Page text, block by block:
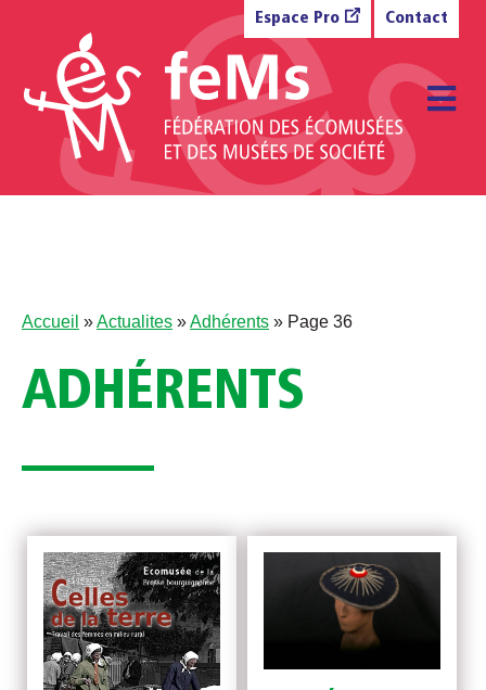
Espace Pro Contact
Accueil »Actualites »Adhérents » Page 36
ADHÉRENTS